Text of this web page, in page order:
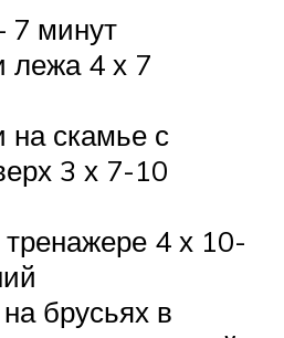
7 минут
4 х 7
скамье с
3 х 7-10
4 х 10-
брусьях в